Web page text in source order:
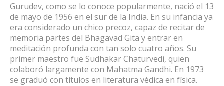
Gurudev, como se lo conoce popularmente, nació el 13
de mayo de 1956 en el sur de la India. En su infancia ya
era considerado un chico precoz, capaz de recitar de
memoria partes del Bhagavad Gita y entrar en
meditación profunda con tan solo cuatro años. Su
primer maestro fue Sudhakar Chaturvedi, quien
colaboró largamente con Mahatma Gandhi. En 1973
se graduó con títulos en literatura védica en física.